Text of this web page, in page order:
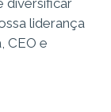
liderança
CEO e